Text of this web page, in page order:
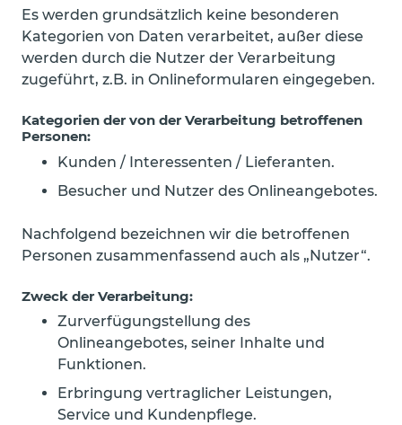
Es werden grundsätzlich keine besonderen
Kategorien von Daten verarbeitet, außer diese
werden durch die Nutzer der Verarbeitung
zugeführt, z.B. in Onlineformularen eingegeben.
Kategorien der von der Verarbeitung betroffenen
Personen:
Kunden / Interessenten / Lieferanten.
Besucher und Nutzer des Onlineangebotes.
Nachfolgend bezeichnen wir die betroffenen
Personen zusammenfassend auch als „Nutzer“.
Zweck der Verarbeitung:
Zurverfügungstellung des
Onlineangebotes, seiner Inhalte und
Funktionen.
Erbringung vertraglicher Leistungen,
Service und Kundenpflege.